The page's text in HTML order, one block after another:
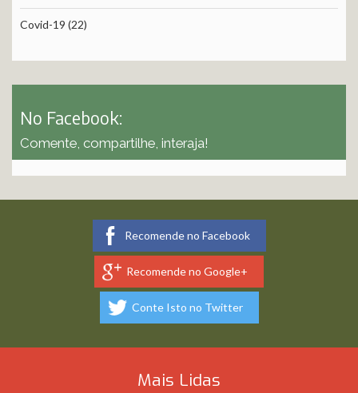
Covid-19 (22)
No Facebook:
Comente, compartilhe, interaja!
Recomende no Facebook
Recomende no Google+
Conte Isto no Twitter
Mais Lidas